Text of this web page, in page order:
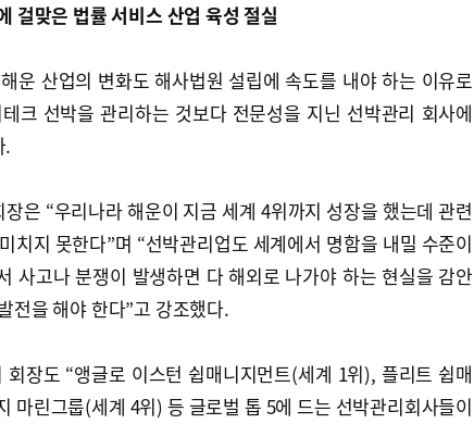
걸맞은 법률 서비스 산업 육성 절실
운 산업의 변화도 해사법원 설립에 속도를 내야 하는 이유로
크 선박을 관리하는 것보다 전문성을 지닌 선박관리 회사에
.
은 “우리나라 해운이 지금 세계 4위까지 성장을 했는데 관련
치지 못한다”며 “선박관리업도 세계에서 명함을 내밀 수준이
사고나 분쟁이 발생하면 다 해외로 나가야 하는 현실을 감안
전을 해야 한다”고 강조했다.
장도 “앵글로 이스턴 쉽매니지먼트(세계 1위), 플리트 쉽매
마린그룹(세계 4위) 등 글로벌 톱 5에 드는 선박관리회사들이